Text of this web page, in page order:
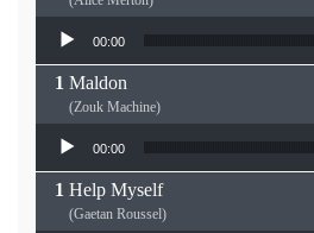
Lecteur audio
00:00
Maldon
(Zouk Machine)
Lecteur audio
00:00
Help Myself
(Gaetan Roussel)